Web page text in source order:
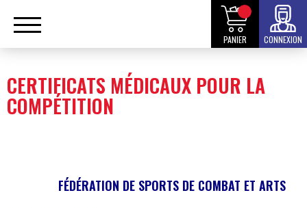
PANIER CONNEXION
CERTIFICATS MÉDICAUX POUR LA
COMPÉTITION
FÉDÉRATION DE SPORTS DE COMBAT ET ARTS